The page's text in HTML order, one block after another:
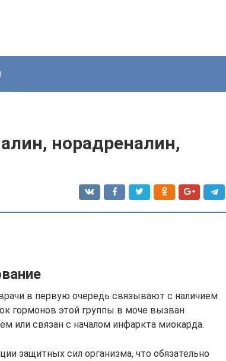
норадреналин,
в первую очередь связывают с наличием
гормонов этой группы в моче вызван
или связан с началом инфаркта миокарда.
защитных сил организма, что обязательно